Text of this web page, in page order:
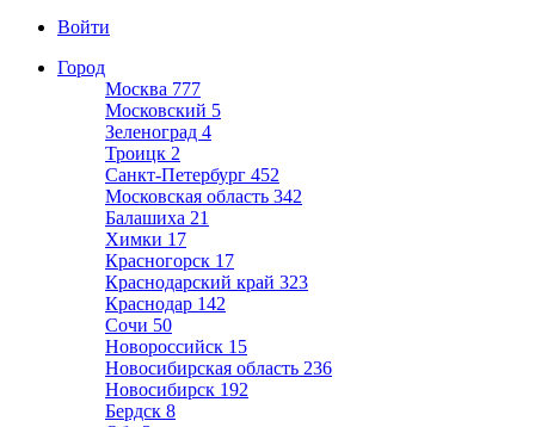
Войти
Город
Москва 777
Московский 5
Зеленоград 4
Троицк 2
Санкт-Петербург 452
Московская область 342
Балашиха 21
Химки 17
Красногорск 17
Краснодарский край 323
Краснодар 142
Сочи 50
Новороссийск 15
Новосибирская область 236
Новосибирск 192
Бердск 8